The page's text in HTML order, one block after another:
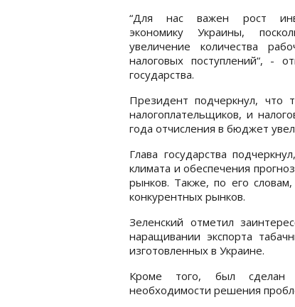
“Для нас важен рост
экономику Украины,
увеличение количества
налоговых поступлений“, -
государства.
Президент подчеркнул, что
налогоплательщиков, и
года отчисления в бюджет
Глава государства
климата и обеспечения
рынков. Также, по его
конкурентных рынков.
Зеленский отметил
наращивании экспорта
изготовленных в Украине.
Кроме того, был сделан
необходимости решения